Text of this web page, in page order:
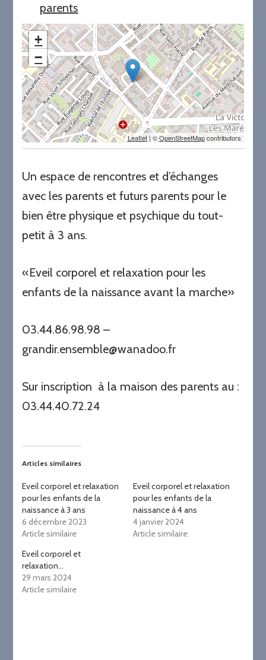
parents
+
−
Leaflet| ©OpenStreetMapcontributors
Un espace de rencontres et d’échanges
avec les parents et futurs parents pour le
bien être physique et psychique du tout-
petit à 3 ans.
«Eveil corporel et relaxation pour les
enfants de la naissance avant la marche»
03.44.86.98.98 –
grandir.ensemble@wanadoo.fr
Sur inscription à la maison des parents au :
03.44.40.72.24
Articles similaires
Eveil corporel et relaxation
pour les enfants de la
naissance à 3 ans
6 décembre 2023
Article similaire
Eveil corporel et relaxation
pour les enfants de la
naissance à 4 ans
4 janvier 2024
Article similaire
Eveil corporel et
relaxation…
29 mars 2024
Article similaire